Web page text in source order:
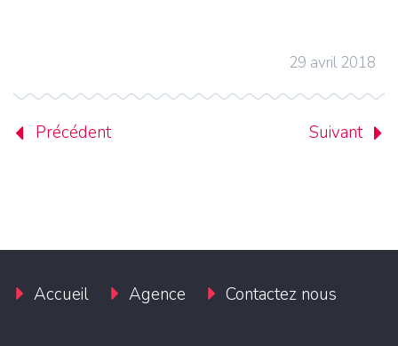
29 avril 2018
Précédent Suivant
Accueil Agence Contactez nous